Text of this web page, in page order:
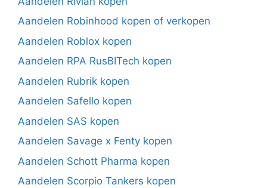
Aandelen Robinhood kopen of verkopen
Aandelen Roblox kopen
Aandelen RPA RusBITech kopen
Aandelen Rubrik kopen
Aandelen Safello kopen
Aandelen SAS kopen
Aandelen Savage x Fenty kopen
Aandelen Schott Pharma kopen
Aandelen Scorpio Tankers kopen